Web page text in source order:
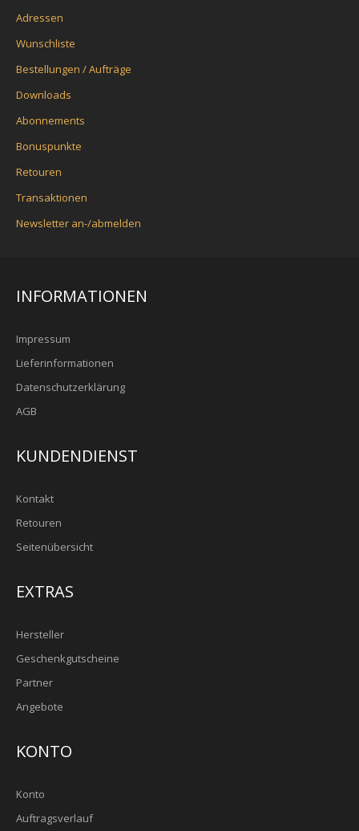
Adressen
Wunschliste
Bestellungen / Aufträge
Downloads
Abonnements
Bonuspunkte
Retouren
Transaktionen
Newsletter an-/abmelden
INFORMATIONEN
Impressum
Lieferinformationen
Datenschutzerklärung
AGB
KUNDENDIENST
Kontakt
Retouren
Seitenübersicht
EXTRAS
Hersteller
Geschenkgutscheine
Partner
Angebote
KONTO
Konto
Auftragsverlauf